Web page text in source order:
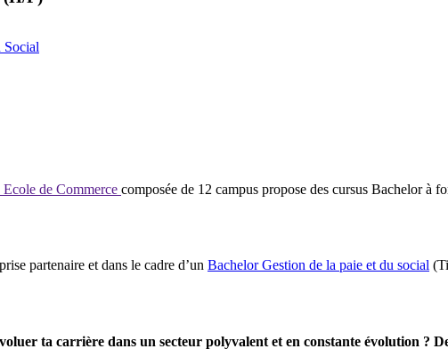
Social
de Commerce composée de 12 campus propose des cursus Bachelor à
partenaire et dans le cadre d’un Bachelor Gestion de la paie et du social
ta carrière dans un secteur polyvalent et en constante évolution ?